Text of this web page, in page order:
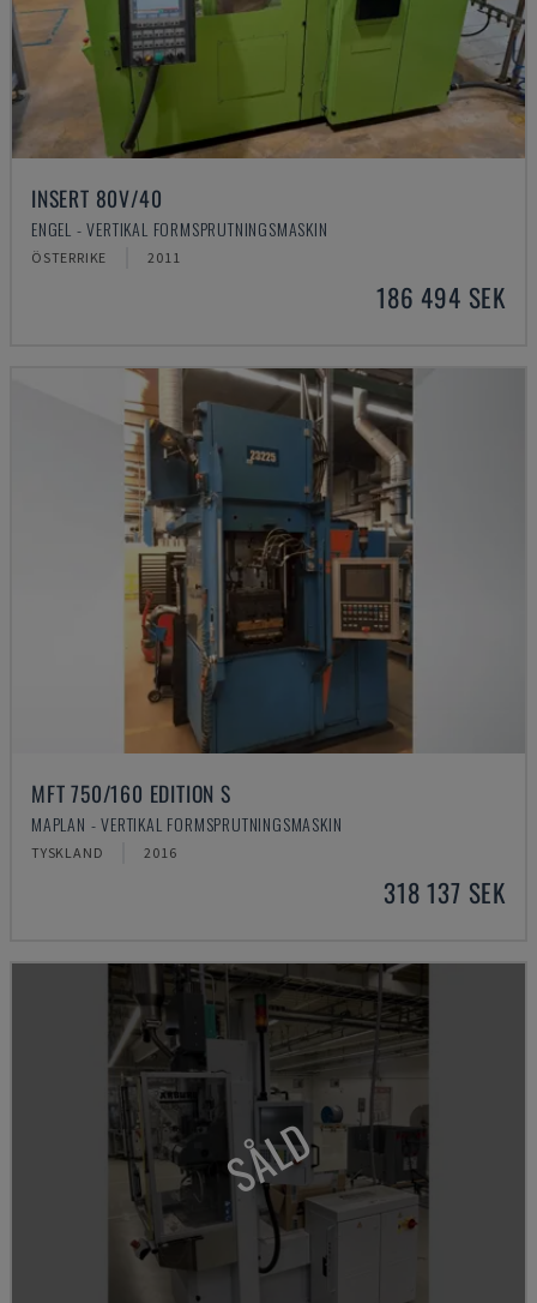
INSERT 80V/40
ENGEL - VERTIKAL FORMSPRUTNINGSMASKIN
ÖSTERRIKE 2011
186 494 SEK
MFT 750/160 EDITION S
MAPLAN - VERTIKAL FORMSPRUTNINGSMASKIN
TYSKLAND 2016
318 137 SEK
SÅLD